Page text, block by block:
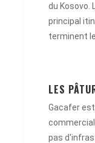
du Kosovo.
principal
terminent
LES
Gacafer
pas